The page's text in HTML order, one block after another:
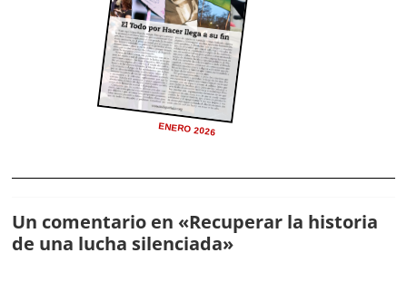
ENERO 2026
Un comentario en «Recuperar la historia
de una lucha silenciada»